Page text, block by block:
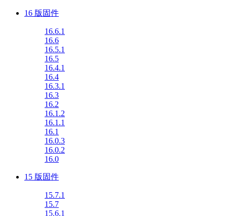
16 版固件
16.6.1
16.6
16.5.1
16.5
16.4.1
16.4
16.3.1
16.3
16.2
16.1.2
16.1.1
16.1
16.0.3
16.0.2
16.0
15 版固件
15.7.1
15.7
15.6.1